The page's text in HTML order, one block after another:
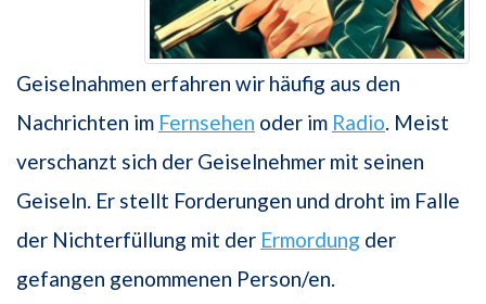
Geiselnahmen erfahren wir häufig aus den
Nachrichten im Fernsehen oder im Radio. Meist
verschanzt sich der Geiselnehmer mit seinen
Geiseln. Er stellt Forderungen und droht im Falle
der Nichterfüllung mit der Ermordung der
gefangen genommenen Person/en.